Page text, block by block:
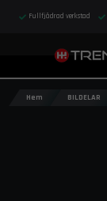
Fullfjädrad verkstad
Hem BILDELAR